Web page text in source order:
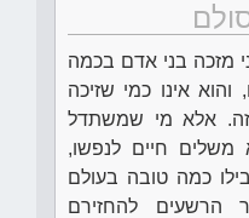
מזכה בני אדם בכמה
והוא אינו כמי שזיכה
אלא מי שמשתדל
משלים חיים לנפשו,
כמה טובה בעולם
הרשעים להחזירם